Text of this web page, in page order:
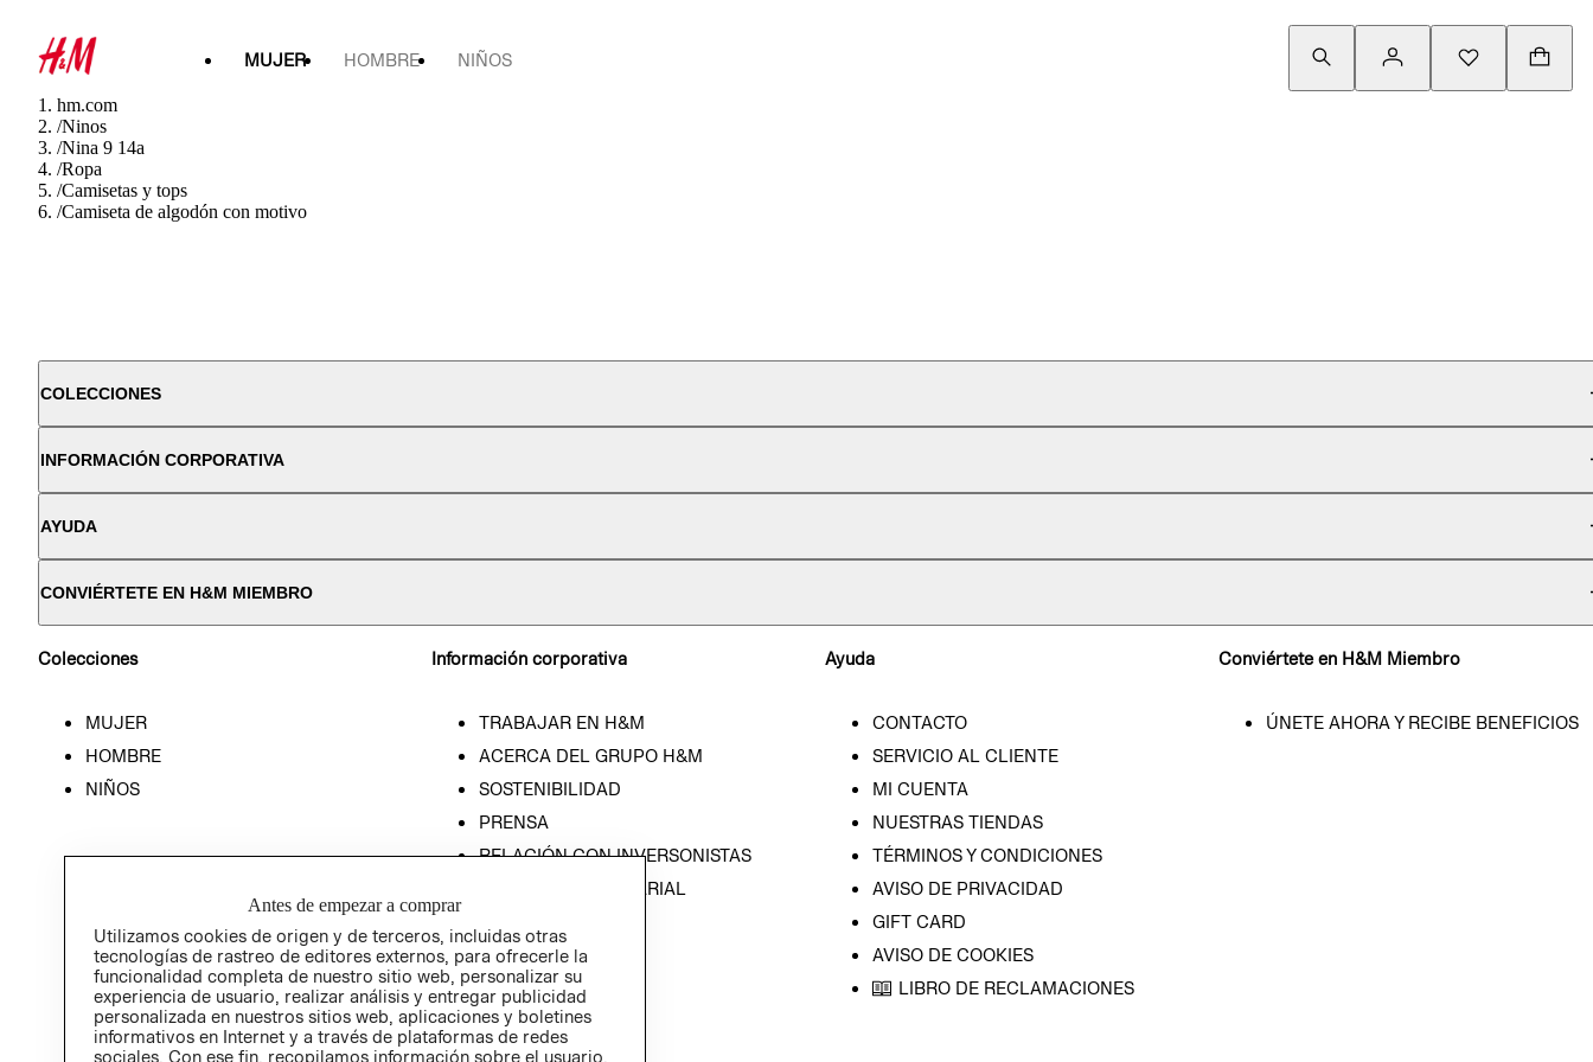
MUJER HOMBRE NIÑOS
hm.com
/Ninos
/Nina 9 14a
/Ropa
/Camisetas y tops
/Camiseta de algodón con motivo
COLECCIONES
INFORMACIÓN CORPORATIVA
AYUDA
CONVIÉRTETE EN H&M MIEMBRO
Colecciones
MUJER
HOMBRE
NIÑOS
Información corporativa
TRABAJAR EN H&M
ACERCA DEL GRUPO H&M
SOSTENIBILIDAD
PRENSA
RELACIÓN CON INVERSONISTAS
POLÍTICA EMPRESARIAL
Ayuda
CONTACTO
SERVICIO AL CLIENTE
MI CUENTA
NUESTRAS TIENDAS
TÉRMINOS Y CONDICIONES
AVISO DE PRIVACIDAD
GIFT CARD
AVISO DE COOKIES
LIBRO DE RECLAMACIONES
Conviértete en H&M Miembro
ÚNETE AHORA Y RECIBE BENEFICIOS
Antes de empezar a comprar
Utilizamos cookies de origen y de terceros, incluidas otras
tecnologías de rastreo de editores externos, para ofrecerle la
funcionalidad completa de nuestro sitio web, personalizar su
experiencia de usuario, realizar análisis y entregar publicidad
personalizada en nuestros sitios web, aplicaciones y boletines
informativos en Internet y a través de plataformas de redes
sociales. Con ese fin, recopilamos información sobre el usuario,